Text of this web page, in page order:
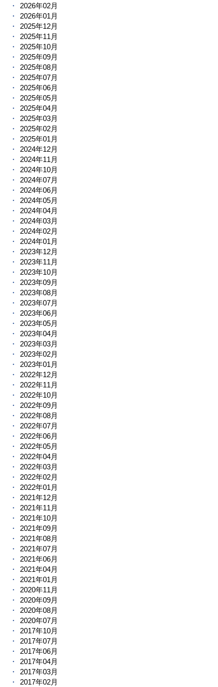
2026年02月
2026年01月
2025年12月
2025年11月
2025年10月
2025年09月
2025年08月
2025年07月
2025年06月
2025年05月
2025年04月
2025年03月
2025年02月
2025年01月
2024年12月
2024年11月
2024年10月
2024年07月
2024年06月
2024年05月
2024年04月
2024年03月
2024年02月
2024年01月
2023年12月
2023年11月
2023年10月
2023年09月
2023年08月
2023年07月
2023年06月
2023年05月
2023年04月
2023年03月
2023年02月
2023年01月
2022年12月
2022年11月
2022年10月
2022年09月
2022年08月
2022年07月
2022年06月
2022年05月
2022年04月
2022年03月
2022年02月
2022年01月
2021年12月
2021年11月
2021年10月
2021年09月
2021年08月
2021年07月
2021年06月
2021年04月
2021年01月
2020年11月
2020年09月
2020年08月
2020年07月
2017年10月
2017年07月
2017年06月
2017年04月
2017年03月
2017年02月